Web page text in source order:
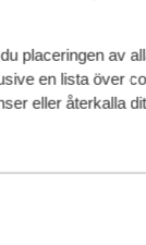
placeringen av
en lista över
eller återkalla
Hotel